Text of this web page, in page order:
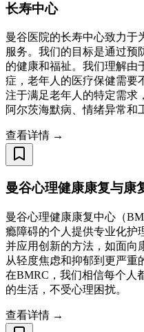
长寿中心
曼谷医院的长寿中心致力于
服务。我们的目标是通过预
的健康和福祉。我们理解由
症，老年人的医疗保健需要
注于满足老年人的特定需求
阿尔茨海默病、情绪异常和
查看详情 →
曼谷心理健康康复与康
曼谷心理健康康复中心（
瘾障碍的个人提供专业化护
并应用创新的方法，如面向
从轻度焦虑和抑郁到更严重
在BMRC，我们相信每个人
的生活，不受心理困扰。
查看详情 →